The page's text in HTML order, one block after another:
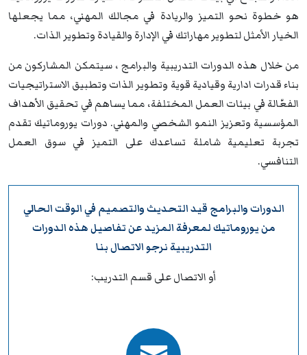
هو خطوة نحو التميز والريادة في مجالك المهني، مما يجعلها
الخيار الأمثل لتطوير مهاراتك في الإدارة والقيادة وتطوير الذات.
من خلال هذه الدورات التدريبية والبرامج ، سيتمكن المشاركون من
بناء قدرات ادارية وقيادية قوية وتطوير الذات وتطبيق الاستراتيجيات
الفعّالة في بيئات العمل المختلفة، مما يساهم في تحقيق الأهداف
المؤسسية وتعزيز النمو الشخصي والمهني. دورات يوروماتيك تقدم
تجربة تعليمية شاملة تساعدك على التميز في سوق العمل
التنافسي.
الدورات والبرامج قيد التحديث والتصميم في الوقت الحالي
منيوروماتيكلمعرفة المزيد عن تفاصيل هذه الدورات
التدريبية نرجوالاتصال بنا
أو الاتصال على قسم التدريب: